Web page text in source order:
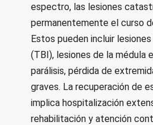
espectro, las lesiones
permanentemente el curso
Estos pueden incluir
(TBI), lesiones de la médula
parálisis, pérdida de
graves. La recuperación de
implica hospitalización
rehabilitación y atención